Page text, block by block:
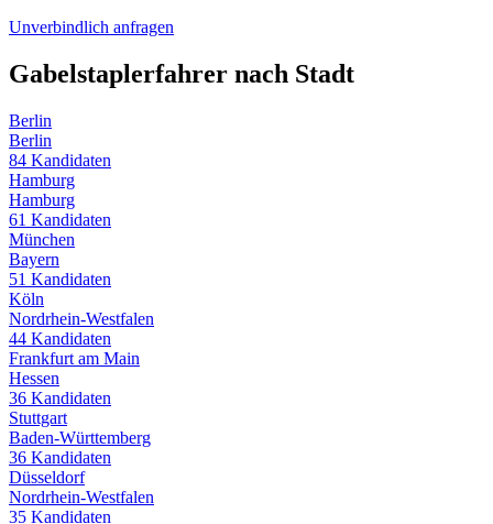
Unverbindlich anfragen
Gabelstaplerfahrer nach Stadt
Berlin
Berlin
84 Kandidaten
Hamburg
Hamburg
61 Kandidaten
München
Bayern
51 Kandidaten
Köln
Nordrhein-Westfalen
44 Kandidaten
Frankfurt am Main
Hessen
36 Kandidaten
Stuttgart
Baden-Württemberg
36 Kandidaten
Düsseldorf
Nordrhein-Westfalen
35 Kandidaten